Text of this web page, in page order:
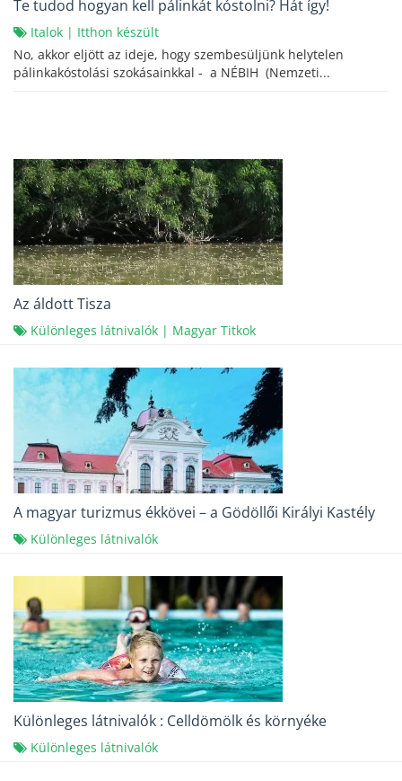
Te tudod hogyan kell pálinkát kóstolni? Hát így!
Italok | Itthon készült
No, akkor eljött az ideje, hogy szembesüljünk helytelen
pálinkakóstolási szokásainkkal - a NÉBIH (Nemzeti...
Az áldott Tisza
Különleges látnivalók | Magyar Titkok
A magyar turizmus ékkövei – a Gödöllői Királyi Kastély
Különleges látnivalók
Különleges látnivalók : Celldömölk és környéke
Különleges látnivalók